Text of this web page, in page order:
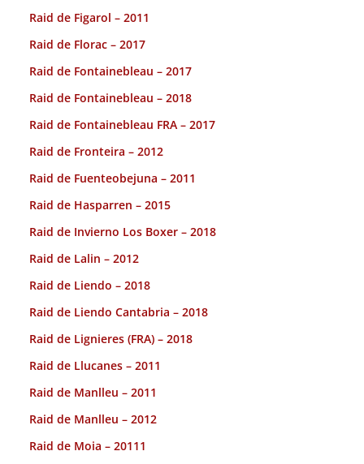
Raid de Figarol – 2011
Raid de Florac – 2017
Raid de Fontainebleau – 2017
Raid de Fontainebleau – 2018
Raid de Fontainebleau FRA – 2017
Raid de Fronteira – 2012
Raid de Fuenteobejuna – 2011
Raid de Hasparren – 2015
Raid de Invierno Los Boxer – 2018
Raid de Lalin – 2012
Raid de Liendo – 2018
Raid de Liendo Cantabria – 2018
Raid de Lignieres (FRA) – 2018
Raid de Llucanes – 2011
Raid de Manlleu – 2011
Raid de Manlleu – 2012
Raid de Moia – 20111